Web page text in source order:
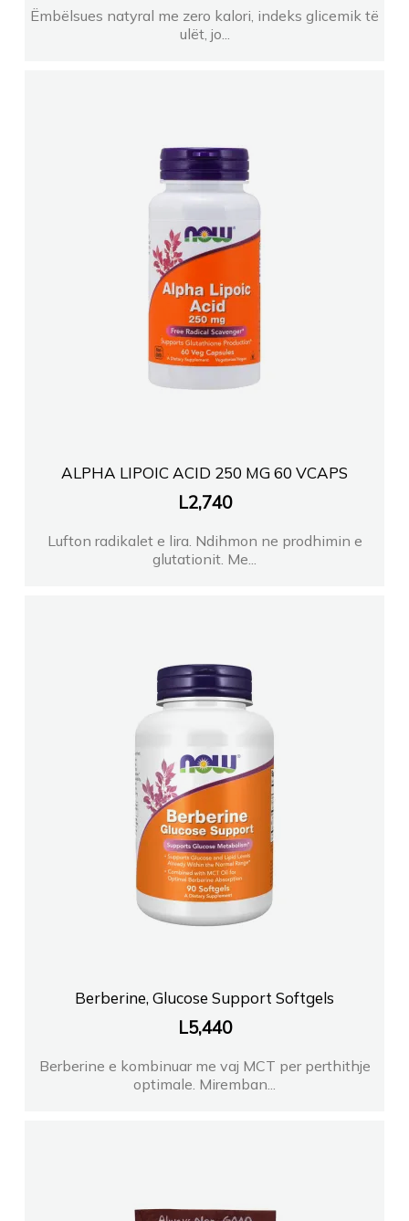
Ëmbëlsues natyral me zero kalori, indeks glicemik të
ulët, jo...
ALPHA LIPOIC ACID 250 MG 60 VCAPS
L2,740
Lufton radikalet e lira. Ndihmon ne prodhimin e
glutationit. Me...
Berberine, Glucose Support Softgels
L5,440
Berberine e kombinuar me vaj MCT per perthithje
optimale. Miremban...